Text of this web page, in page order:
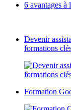
6 avantages à
Devenir
formations
Formation